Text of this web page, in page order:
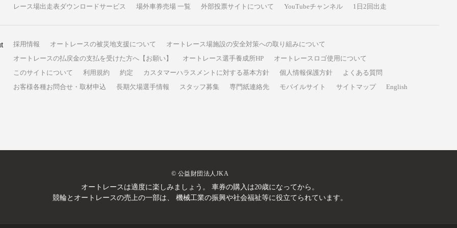
レース場出走表ダウンロードサービス 場外車券売場 一覧 外部投票サイトについて YouTubeチャンネル 1日2回出走
採用情報 オートレースの被災地支援について
オートレース場施設の安全対策への取り組みについて
オートレースの払戻金の支払を受けた方へ【お願い】
オートレース選手養成所HP
オートレースロゴ使用について
このサイトについて
利用規約 約定 カスタマーハラスメントに対する基本方針 個人情報保護方針
よくある質問
お客様各種お問合せ・取材申込
長期欠場選手情報 スタッフ募集 専門紙連絡先 モバイルサイト サイトマップ English
© 公益財団法人JKA
オートレースは適度に楽しみましょう。
車券の購入は20歳になってから。
競輪とオートレースの売上の一部は、
機械工業の振興や社会福祉等に役立てられています。